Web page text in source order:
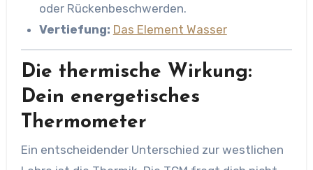
oder Rückenbeschwerden.
Vertiefung: Das Element Wasser
Die thermische Wirkung:
Dein energetisches
Thermometer
Ein entscheidender Unterschied zur westlichen